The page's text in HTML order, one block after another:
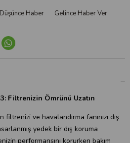
Haber
Gelince Haber Ver
Filtrenizin Ömrünü Uzatın
filtrenizi ve havalandırma fanınızı dış
yedek bir dış koruma
performansını korurken bakım